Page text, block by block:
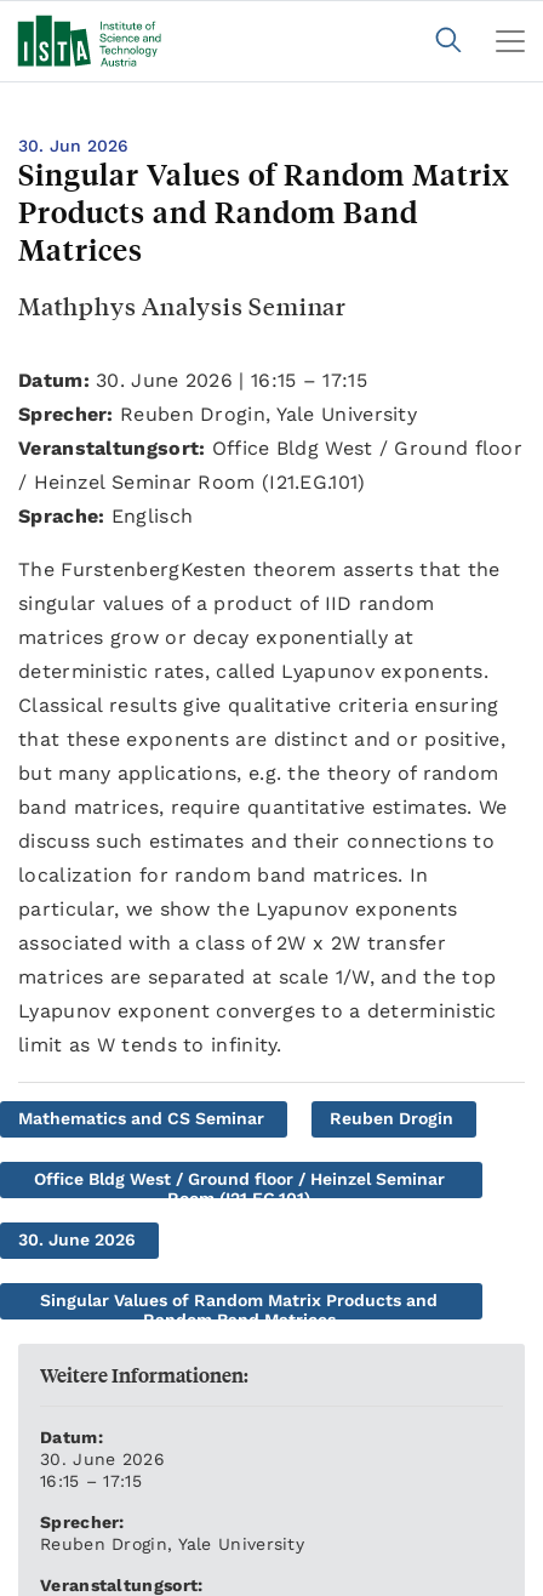
30. Jun 2026
Singular Values of Random Matrix
Products and Random Band
Matrices
Mathphys Analysis Seminar
Datum: 30. June 2026 | 16:15 – 17:15
Sprecher: Reuben Drogin, Yale University
Veranstaltungsort: Office Bldg West / Ground floor
/ Heinzel Seminar Room (I21.EG.101)
Sprache: Englisch
The FurstenbergKesten theorem asserts that the
singular values of a product of IID random
matrices grow or decay exponentially at
deterministic rates, called Lyapunov exponents.
Classical results give qualitative criteria ensuring
that these exponents are distinct and or positive,
but many applications, e.g. the theory of random
band matrices, require quantitative estimates. We
discuss such estimates and their connections to
localization for random band matrices. In
particular, we show the Lyapunov exponents
associated with a class of 2W x 2W transfer
matrices are separated at scale 1/W, and the top
Lyapunov exponent converges to a deterministic
limit as W tends to infinity.
Mathematics and CS Seminar Reuben Drogin
Office Bldg West / Ground floor / Heinzel Seminar
Room (I21.EG.101)
30. June 2026
Singular Values of Random Matrix Products and
Random Band Matrices
Weitere Informationen:
Datum:
30. June 2026
16:15 – 17:15
Sprecher:
Reuben Drogin, Yale University
Veranstaltungsort: